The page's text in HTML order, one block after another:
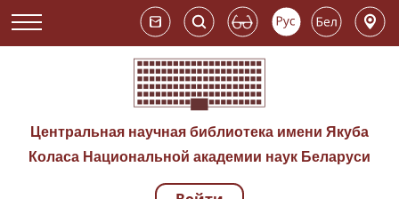
Центральная научная библиотека имени Якуба
Коласа Национальной академии наук Беларуси